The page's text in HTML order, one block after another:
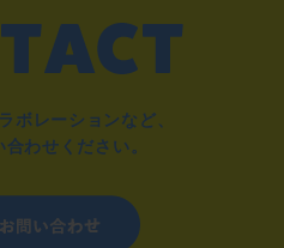
ボレーションなど、
わせください。